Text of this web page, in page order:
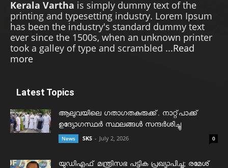
Kerala Vartha is simply dummy text of the
printing and typesetting industry. Lorem Ipsum
has been the industry's standard dummy text
ever since the 1500s, when an unknown printer
took a galley of type and scrambled ...Read
more
Latest Topics
ആലുവയിലെ ഗതാഗതകുരുക്ക്. നാറ്റ്പാക്ക്
ഉദ്യോഗസ്ഥർ സ്ഥലങ്ങൾ സന്ദർശിച്ചു
News SKS - July 2, 2026 0
യുഡിഎഫ് മന്ത്രിസഭ പട്ടിക പ്രഖ്യാപിച്ചു; രമേശ്